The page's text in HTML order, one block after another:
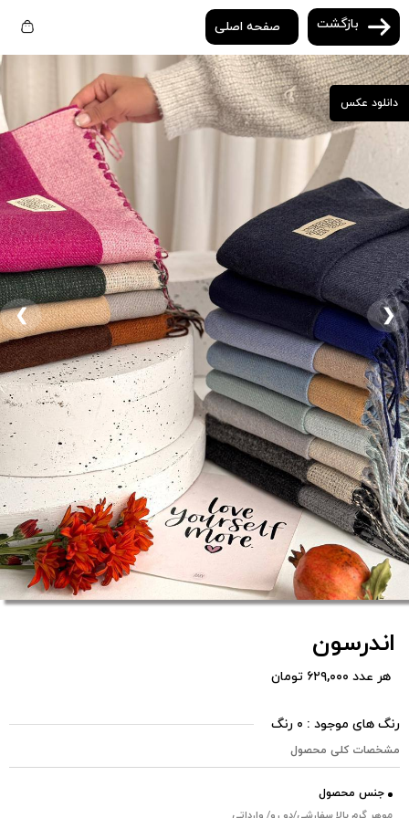
بازگشت صفحه اصلی
دانلود عکس
❮ ❯
اندرسون
هر عدد ۶۲۹,۰۰۰ تومان
رنگ های موجود : ۰ رنگ
مشخصات کلی محصول
جنس محصول